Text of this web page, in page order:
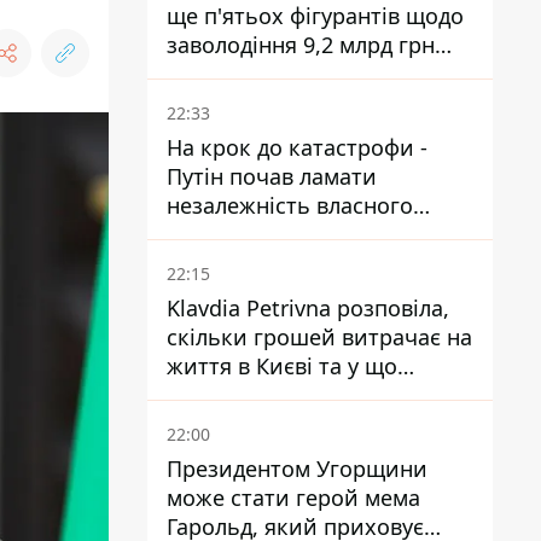
ще п'ятьох фігурантів щодо
заволодіння 9,2 млрд грн
ПриватБанку скерували до
суду
22:33
На крок до катастрофи -
Путін почав ламати
незалежність власного
Центробанку, змусивши
знизити базову ставку
22:15
Klavdia Petrivna розповіла,
скільки грошей витрачає на
життя в Києві та у що
вкладає мільйони
22:00
Президентом Угорщини
може стати герой мема
Гарольд, який приховує